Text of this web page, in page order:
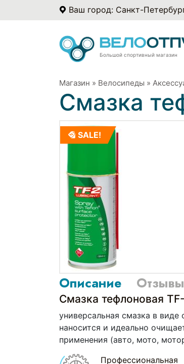
Ваш город: Санкт-
Большой спортивный магазин
Магазин » Велосипеды »
Смазка
SALE!
Описание Отзывы
Смазка тефлоновая
универсальная смазка в
наносится и идеально
применения (авто, мото,
Профессиональная